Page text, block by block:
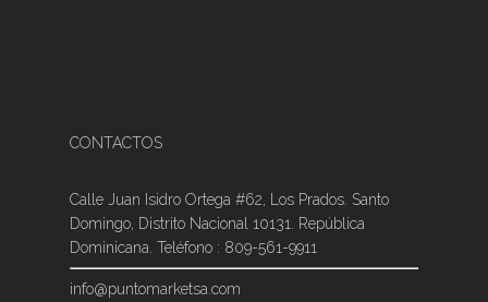
CONTACTOS
Calle Juan Isidro Ortega #62, Los Prados. Santo
Domingo, Distrito Nacional 10131. República
Dominicana. Teléfono : 809-561-9911
info@puntomarketsa.com